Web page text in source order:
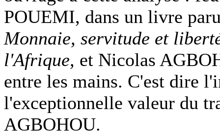
POUEMI, dans un livre
Monnaie, servitude et
l'Afrique, et Nicolas
entre les mains. C'est dire
l'exceptionnelle valeur du
AGBOHOU.